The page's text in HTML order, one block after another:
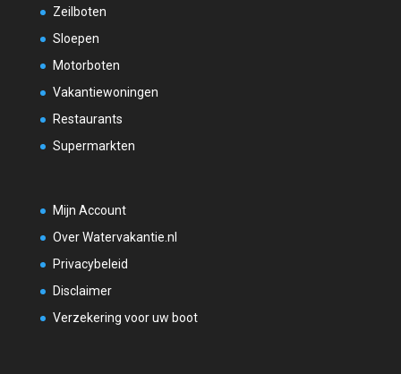
Zeilboten
Sloepen
Motorboten
Vakantiewoningen
Restaurants
Supermarkten
Mijn Account
Over Watervakantie.nl
Privacybeleid
Disclaimer
Verzekering voor uw boot